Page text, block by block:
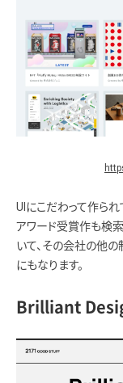
UIにこだわって作られ
アワード受賞作も検
いて、その会社の他
にもなります。
Brilliant